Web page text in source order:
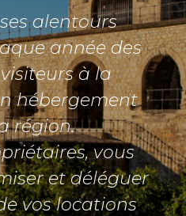
alentours
année des
à la
hébergement
région.
vous
et déléguer
vos locations